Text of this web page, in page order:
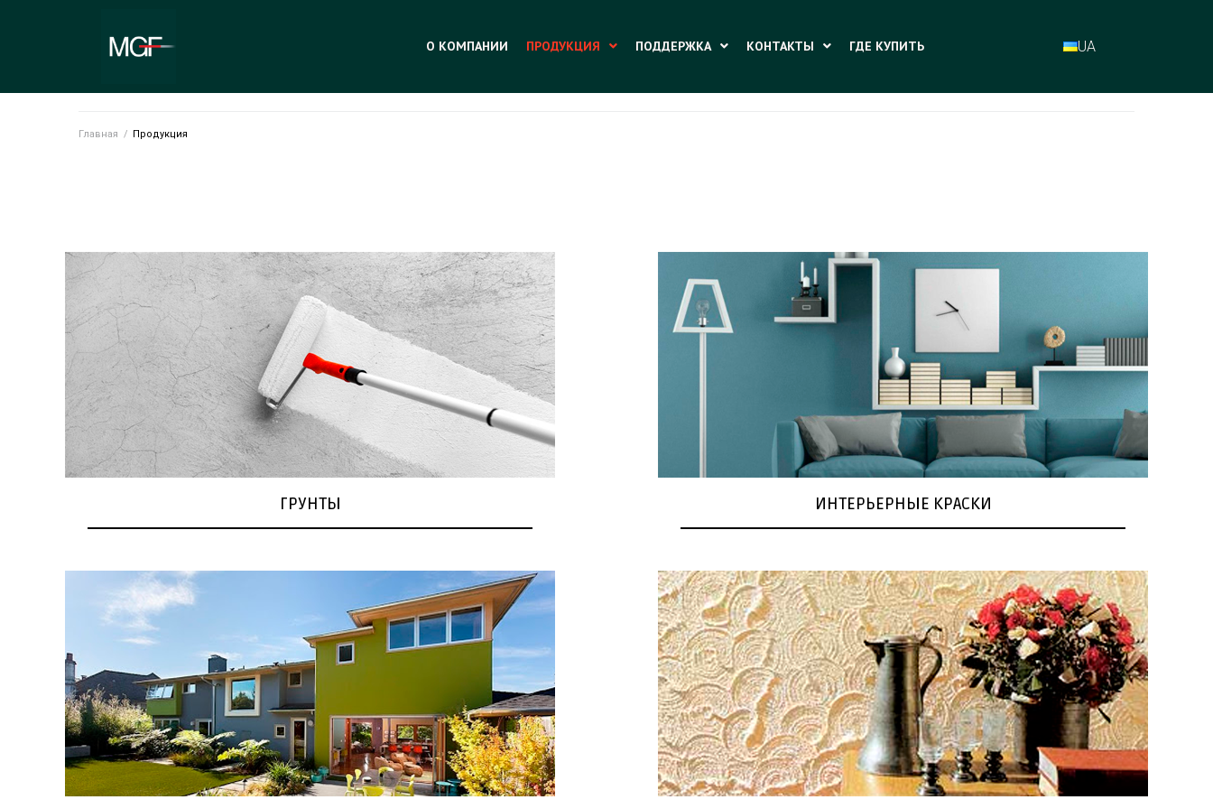
О КОМПАНИИ ПРОДУКЦИЯ ПОДДЕРЖКА КОНТАКТЫ ГДЕ КУПИТЬ UA
Главная / Продукция
ГРУНТЫ ИНТЕРЬЕРНЫЕ КРАСКИ